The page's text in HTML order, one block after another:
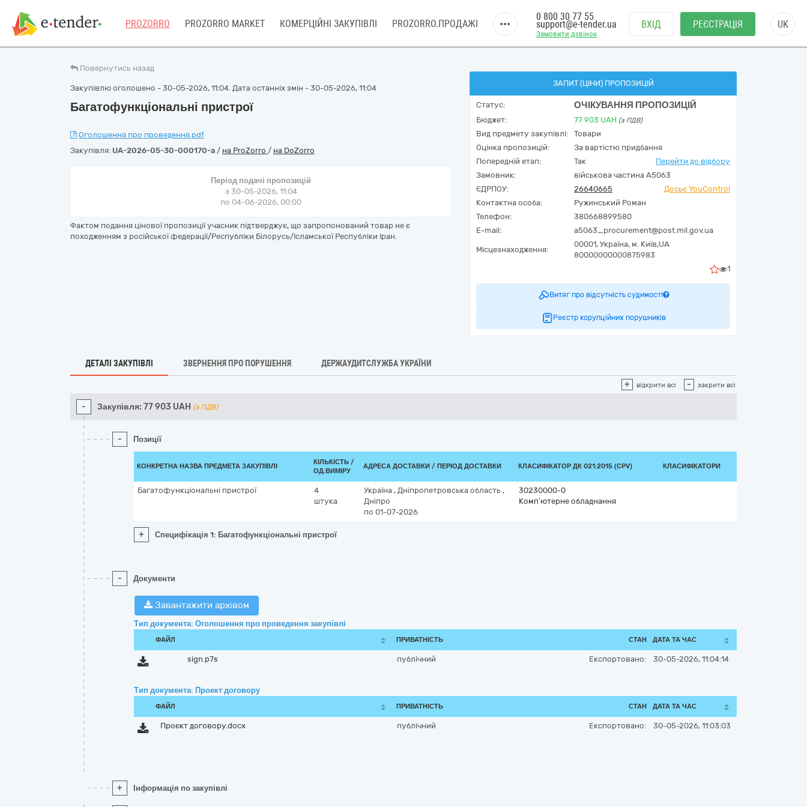
PROZORRO PROZORRO MARKET КОМЕРЦІЙНІ ЗАКУПІВЛІ PROZORRO.ПРОДАЖІ
Замовити дзвінок
0 800 30 77 55
support@e-tender.ua ВХІД РЕЄСТРАЦІЯ UK
Повернутись назад
Закупівлю оголошено - 30-05-2026, 11:04. Дата останніх змін - 30-05-2026, 11:04
Багатофункціональні пристрої
Оголошення про проведення.pdf
Закупівля: UA-2026-05-30-000170-a / на ProZorro / на DoZorro
Період подачі пропозицій
з 30-05-2026, 11:04
по 04-06-2026, 00:00
Фактом подання цінової пропозиції учасник підтверджує, що запропонований товар не є
походженням з російської федерації/Республіки Білорусь/Ісламської Республіки Іран.
ЗАПИТ (ЦІНИ) ПРОПОЗИЦІЙ
Статус: ОЧІКУВАННЯ ПРОПОЗИЦІЙ
Бюджет: 77 903 UAH (з ПДВ)
Вид предмету закупівлі:
Товари
Оцінка пропозицій:
За вартістю придбання
Попередній етап:
Так
Перейти до відбору
Замовник:
військова частина А5063
ЄДРПОУ:
26640665
Досьє YouControl
Контактна особа:
Ружинський Роман
Телефон:
380668899580
E-mail:
a5063_procurement@post.mil.gov.ua
Місцезнаходження:
00001, Україна, м. Київ,UA
80000000000875983
1
Витяг про відсутність судимості
Реєстр корупційних порушників
ДЕТАЛІ ЗАКУПІВЛІ ЗВЕРНЕННЯ ПРО ПОРУШЕННЯ ДЕРЖАУДИТСЛУЖБА УКРАЇНИ
+ відкрити всі - закрити всі
- Закупівля: 77 903 UAH (з ПДВ)
- Позиції
КОНКРЕТНА НАЗВА ПРЕДМЕТА ЗАКУПІВЛІ
КІЛЬКІСТЬ /
ОД.ВИМІРУ
АДРЕСА ДОСТАВКИ / ПЕРІОД ДОСТАВКИ КЛАСИФІКАТОР ДК 021:2015 (CPV) КЛАСИФІКАТОРИ
Багатофункціональні пристрої
4
штука
Україна , Дніпропетровська область ,
Дніпро
по 01-07-2026
30230000-0
Комп’ютерне обладнання
+ Специфікація 1: Багатофункціональні пристрої
- Документи
Завантажити архівом
Тип документа: Оголошення про проведення закупівлі
ФАЙЛ ПРИВАТНІСТЬ СТАН ДАТА ТА ЧАС
sign.p7s публічний Експортовано: 30-05-2026, 11:04:14
Тип документа: Проект договору
ФАЙЛ ПРИВАТНІСТЬ СТАН ДАТА ТА ЧАС
Проєкт договору.docx публічний Експортовано: 30-05-2026, 11:03:03
+ Інформація по закупівлі